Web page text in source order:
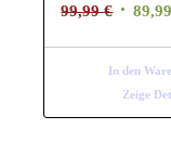
99,99€
war:
99,99 €
In den
Zeige